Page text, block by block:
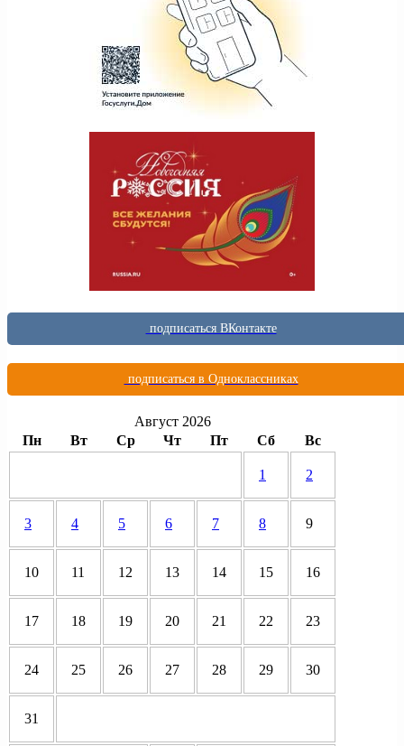
подписаться ВКонтакте
подписаться в Одноклассниках
Август 2026
Пн
Вт Ср Чт Пт Сб Вс
1 2
3 4 5 6 7 8 9
10 11 12 13 14 15 16
17 18 19 20 21 22 23
24 25 26 27 28 29 30
31